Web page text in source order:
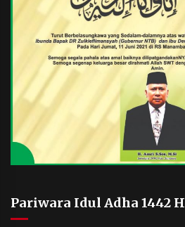
Pariwara Idul Adha 1442 H